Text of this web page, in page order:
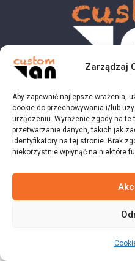
Zarządzaj
Aby zapewnić najlepsze wrażenia,
cookie do przechowywania i/lub
urządzeniu. Wyrażenie zgody na
przetwarzanie danych, takich jak
identyfikatory na tej stronie. Brak
niekorzystnie wpłynąć na niektóre
© 2023 customvan.pl -